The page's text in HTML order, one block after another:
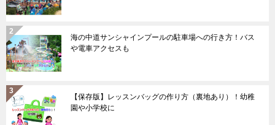
海の中道サンシャインプールの駐車場への行き方！バス
や電車アクセスも
【保存版】レッスンバッグの作り方（裏地あり）！幼稚
園や小学校に